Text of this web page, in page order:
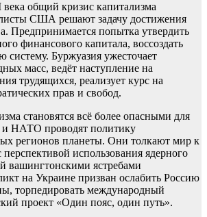
общий кризис капитализма
США решают задачу достижения
Предпринимается попытка утвердить
финансового капитала, воссоздать
систему. Буржуазия ужесточает
масс, ведёт наступление на
трудящихся, реализует курс на
прав и свобод.
становятся всё более опасными для
НАТО проводят политику
регионов планеты. Они толкают мир к
использования ядерного
вашингтонскими ястребами
на Украине призван ослабить Россию
торпедировать международный
проект «Один пояс, один путь».